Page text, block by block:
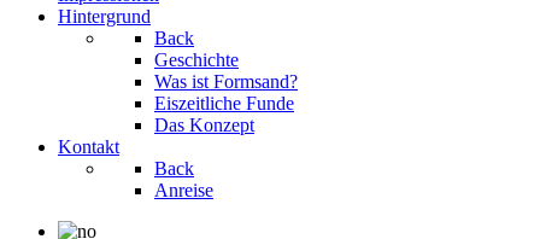
Hintergrund
Back
Geschichte
Was ist Formsand?
Eiszeitliche Funde
Das Konzept
Kontakt
Back
Anreise